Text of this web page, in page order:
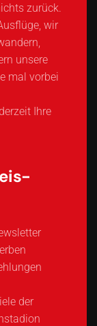
zurück.
wir
unsere
mal vorbei
Ihre
der